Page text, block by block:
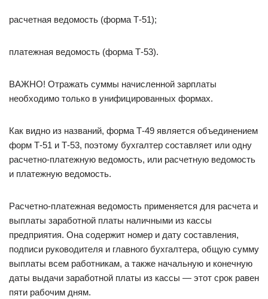
расчетная ведомость (форма Т-51);
платежная ведомость (форма Т-53).
ВАЖНО! Отражать суммы начисленной зарплаты
необходимо только в унифицированных формах.
Как видно из названий, форма Т-49 является объединением
форм Т-51 и Т-53, поэтому бухгалтер составляет или одну
расчетно-платежную ведомость, или расчетную ведомость
и платежную ведомость.
Расчетно-платежная ведомость применяется для расчета и
выплаты заработной платы наличными из кассы
предприятия. Она содержит номер и дату составления,
подписи руководителя и главного бухгалтера, общую сумму
выплаты всем работникам, а также начальную и конечную
даты выдачи заработной платы из кассы — этот срок равен
пяти рабочим дням.